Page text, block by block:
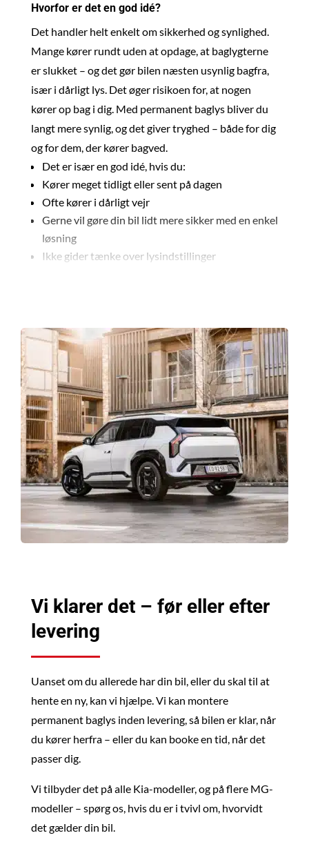
Hvorfor er det en god idé?
Det handler helt enkelt om sikkerhed og synlighed.
Mange kører rundt uden at opdage, at baglygterne
er slukket – og det gør bilen næsten usynlig bagfra,
især i dårligt lys. Det øger risikoen for, at nogen
kører op bag i dig. Med permanent baglys bliver du
langt mere synlig, og det giver tryghed – både for dig
og for dem, der kører bagved.
Det er især en god idé, hvis du:
Kører meget tidligt eller sent på dagen
Ofte kører i dårligt vejr
Gerne vil gøre din bil lidt mere sikker med en enkel
løsning
Ikke gider tænke over lysindstillinger
Vi klarer det – før eller efter
levering
Uanset om du allerede har din bil, eller du skal til at
hente en ny, kan vi hjælpe. Vi kan montere
permanent baglys inden levering, så bilen er klar, når
du kører herfra – eller du kan booke en tid, når det
passer dig.
Vi tilbyder det på alle Kia-modeller, og på flere MG-
modeller – spørg os, hvis du er i tvivl om, hvorvidt
det gælder din bil.